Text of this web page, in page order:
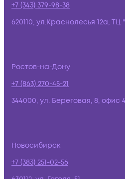
+7 (343) 379-98-38
620110, ул.Краснолесья 12а,
Ростов-на-Дону
+7 (863) 270-45-21
344000, ул. Береговая, 8, офис
Новосибирск
+7 (383) 251-02-56